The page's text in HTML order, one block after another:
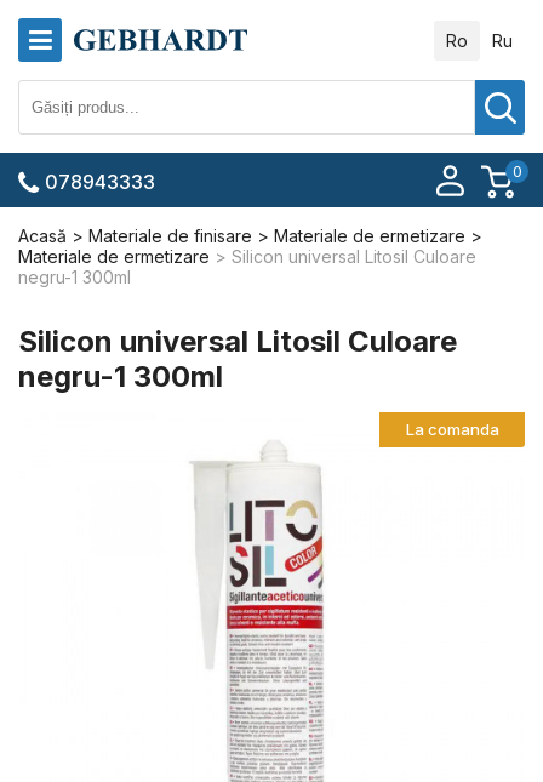
Ro Ru
0
078943333
Acasă Materiale de finisare
Materiale de ermetizare
Materiale de ermetizare
Silicon universal Litosil Culoare
negru-1 300ml
Silicon universal Litosil Culoare
negru-1 300ml
La comanda